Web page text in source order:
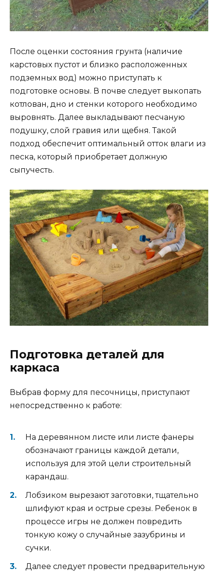
После оценки состояния грунта (наличие
карстовых пустот и близко расположенных
подземных вод) можно приступать к
подготовке основы. В почве следует выкопать
котлован, дно и стенки которого необходимо
выровнять. Далее выкладывают песчаную
подушку, слой гравия или щебня. Такой
подход обеспечит оптимальный отток влаги из
песка, который приобретает должную
сыпучесть.
Подготовка деталей для
каркаса
Выбрав форму для песочницы, приступают
непосредственно к работе:
На деревянном листе или листе фанеры
обозначают границы каждой детали,
используя для этой цели строительный
карандаш.
Лобзиком вырезают заготовки, тщательно
шлифуют края и острые срезы. Ребенок в
процессе игры не должен повредить
тонкую кожу о случайные зазубрины и
сучки.
Далее следует провести предварительную